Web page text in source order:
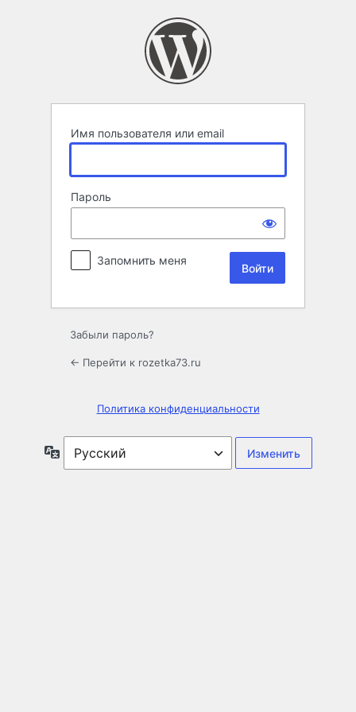
Имя пользователя или email
Пароль
Запомнить меня
Забыли пароль?
← Перейти к rozetka73.ru
Политика конфиденциальности
Язык